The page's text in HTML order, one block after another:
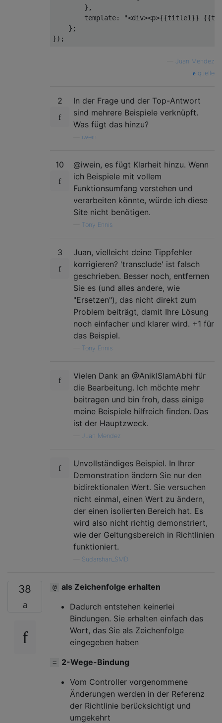
},
template:
"<div><p>{{title1}}
};
});
Juan Mendez
quelle
2
In der Frage und der Top-Antwort
sind mehrere Beispiele verknüpft.
Was fügt das hinzu?
iwein
10
@iwein, es fügt Klarheit hinzu. Wenn
ich Beispiele mit vollem
Funktionsumfang verstehen und
verarbeiten könnte, würde ich diese
Site nicht benötigen.
Tony Ennis
3
Juan, vielleicht deine Tippfehler
korrigieren? 'transclude' ist falsch
geschrieben. Besser noch, entfernen
Sie es (und alles andere, wie
"Ersetzen"), das nicht direkt zum
Problem beiträgt, damit Ihre Lösung
noch einfacher und klarer wird. +1 für
das Beispiel.
Tony Ennis
Vielen Dank an @AnikISlamAbhi für
die Bearbeitung. Ich möchte mehr
beitragen und bin froh, dass einige
meine Beispiele hilfreich finden. Das
ist der Hauptzweck.
Juan Mendez
Unvollständiges Beispiel. In Ihrer
Demonstration ändern Sie nur den
bidirektionalen Wert. Sie versuchen
nicht einmal, einen Wert zu ändern,
der einen isolierten Bereich hat. Es
wird also nicht richtig demonstriert,
wie der Geltungsbereich in Richtlinien
funktioniert.
Sudarshan_SMD
38 @
als Zeichenfolge erhalten
Dadurch entstehen keinerlei
Bindungen. Sie erhalten einfach das
Wort, das Sie als Zeichenfolge
eingegeben haben
=
2-Wege-Bindung
Vom Controller vorgenommene
Änderungen werden in der Referenz
der Richtlinie berücksichtigt und
umgekehrt